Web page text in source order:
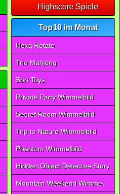
Highscore Spiele
Top10 im Monat
Hexa Rotate
Trio Mahjong
Sort Toys
Private Party Wimmelbild
Secret Room Wimmelbild
Trip to Nature Wimmelbild
Phantom Wimmelbild
Hidden Object Detective Story
Mountain Weekend Wimmelbild